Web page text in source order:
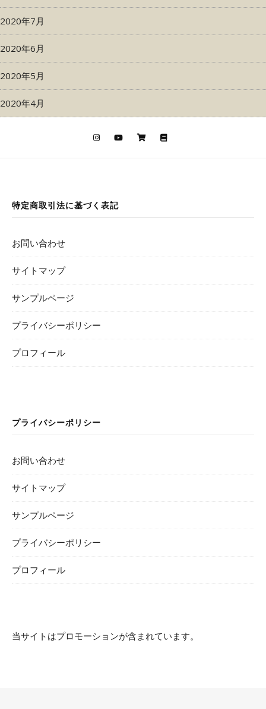
2020年7月
2020年6月
2020年5月
2020年4月
特定商取引法に基づく表記
お問い合わせ
サイトマップ
サンプルページ
プライバシーポリシー
プロフィール
プライバシーポリシー
お問い合わせ
サイトマップ
サンプルページ
プライバシーポリシー
プロフィール
当サイトはプロモーションが含まれています。